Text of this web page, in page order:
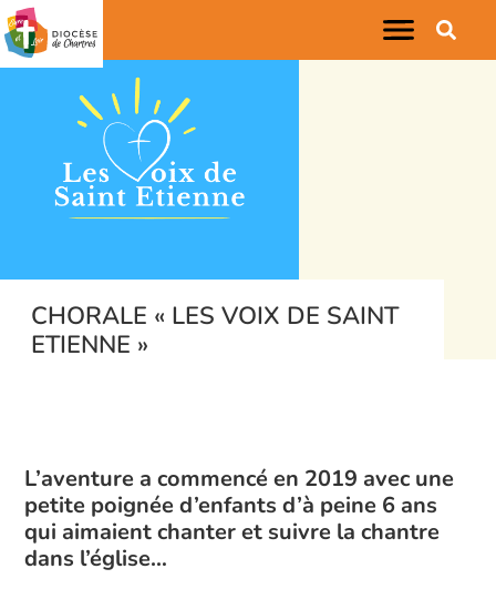
CHORALE « LES VOIX DE SAINT
ETIENNE »
L’aventure a commencé en 2019 avec une
petite poignée d’enfants d’à peine 6 ans
qui aimaient chanter et suivre la chantre
dans l’église…